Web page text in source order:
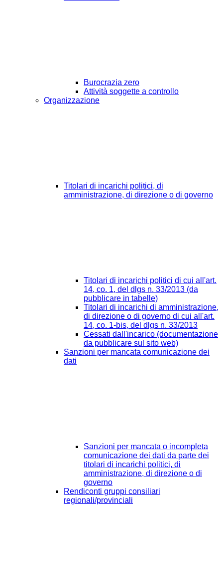
Burocrazia zero
Attività soggette a controllo
Organizzazione
Titolari di incarichi politici, di
amministrazione, di direzione o di governo
Titolari di incarichi politici di cui all'art.
14, co. 1, del dlgs n. 33/2013 (da
pubblicare in tabelle)
Titolari di incarichi di amministrazione,
di direzione o di governo di cui all'art.
14, co. 1-bis, del dlgs n. 33/2013
Cessati dall'incarico (documentazione
da pubblicare sul sito web)
Sanzioni per mancata comunicazione dei
dati
Sanzioni per mancata o incompleta
comunicazione dei dati da parte dei
titolari di incarichi politici, di
amministrazione, di direzione o di
governo
Rendiconti gruppi consiliari
regionali/provinciali